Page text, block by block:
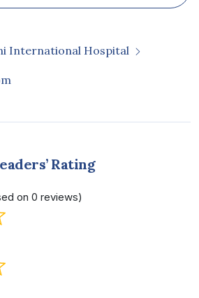
International Hospital
Rating
on 0 reviews)